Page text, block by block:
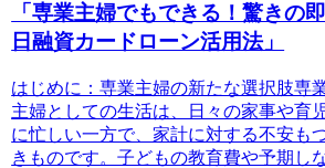
「専業主婦でもできる！驚きの即
日融資カードローン活用法」
はじめに：専業主婦の新たな選択肢専
主婦としての生活は、日々の家事や育
に忙しい一方で、家計に対する不安も
きものです。子どもの教育費や予期し